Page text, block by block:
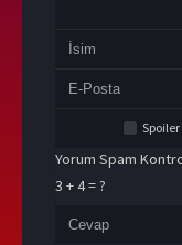
Spoiler
Yorum Spam
3 + 4 = ?